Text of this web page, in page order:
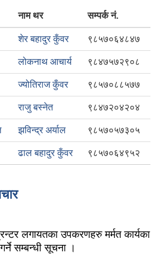
नाम थर सम्पर्क नं.
शेर बहादुर कुँवर ९८५७०६४८४७
लोकनाथ आचार्य ९८४७५७२९०८
ज्योतिराज कुँवर ९८५७०८८५७७
राजु बस्नेत ९८४७२०४२०४
झविन्द्र अर्याल ९८५७०५७३०५
ढाल बहादुर कुँवर ९८५७०६४९५२
लगायतका उपकरणहरु मर्मत कार्यका
सम्बन्धी सूचना ।